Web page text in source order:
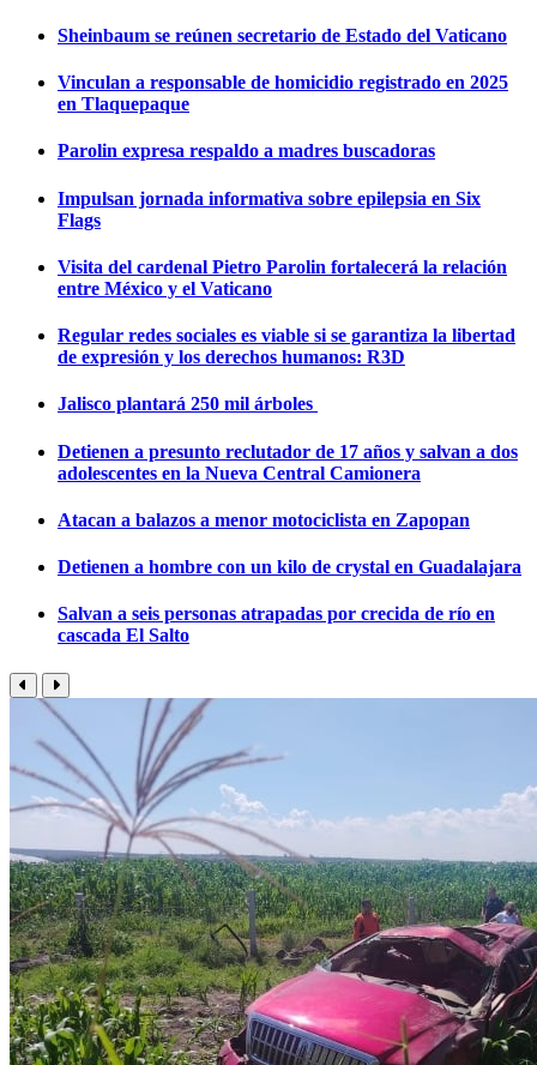
Sheinbaum se reúnen secretario de Estado del Vaticano
Vinculan a responsable de homicidio registrado en 2025
en Tlaquepaque
Parolin expresa respaldo a madres buscadoras
Impulsan jornada informativa sobre epilepsia en Six
Flags
Visita del cardenal Pietro Parolin fortalecerá la relación
entre México y el Vaticano
Regular redes sociales es viable si se garantiza la libertad
de expresión y los derechos humanos: R3D
Jalisco plantará 250 mil árboles
Detienen a presunto reclutador de 17 años y salvan a dos
adolescentes en la Nueva Central Camionera
Atacan a balazos a menor motociclista en Zapopan
Detienen a hombre con un kilo de crystal en Guadalajara
Salvan a seis personas atrapadas por crecida de río en
cascada El Salto